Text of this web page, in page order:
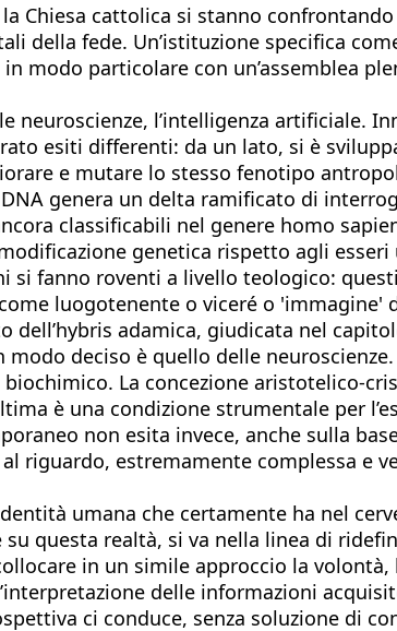
cattolica si stanno
della fede. Un’istituzione specifica
particolare con un’assemblea
neuroscienze, l’intelligenza artificiale.
esiti differenti: da un lato, si è
e mutare lo stesso fenotipo
genera un delta ramificato di
classificabili nel genere homo
genetica rispetto agli
si fanno roventi a livello teologico:
luogotenente o viceré o 'immagine'
dell’hybris adamica, giudicata nel
deciso è quello delle
La concezione aristotelico-
è una condizione strumentale per
non esita invece, anche sulla
riguardo, estremamente complessa e
umana che certamente ha nel
questa realtà, si va nella linea di
in un simile approccio la
delle informazioni
ci conduce, senza soluzione di